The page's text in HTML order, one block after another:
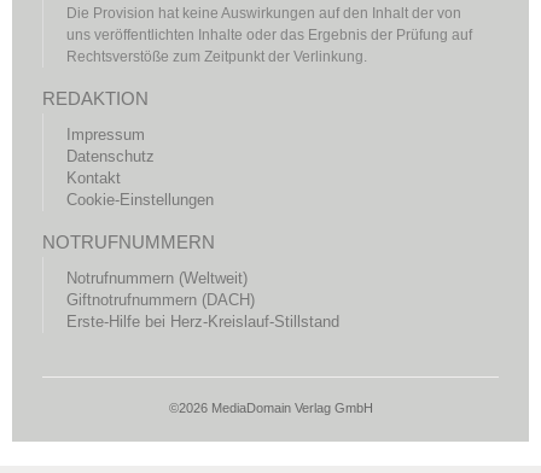
Die Provision hat keine Auswirkungen auf den Inhalt der von
uns veröffentlichten Inhalte oder das Ergebnis der Prüfung auf
Rechtsverstöße zum Zeitpunkt der Verlinkung.
REDAKTION
Impressum
Datenschutz
Kontakt
Cookie-Einstellungen
NOTRUFNUMMERN
Notrufnummern (Weltweit)
Giftnotrufnummern (DACH)
Erste-Hilfe bei Herz-Kreislauf-Stillstand
©2026 MediaDomain Verlag GmbH